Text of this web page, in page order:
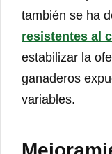
también se ha
resistentes al
estabilizar la
ganaderos
variables.